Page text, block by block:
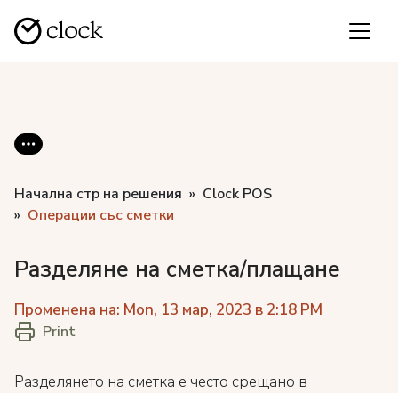
Начална стр на решения
Clock POS
Операции със сметки
Разделяне на сметка/плащане
Променена на: Mon, 13 мар, 2023 в 2:18 PM
Print
Разделянето на сметка е често срещано в